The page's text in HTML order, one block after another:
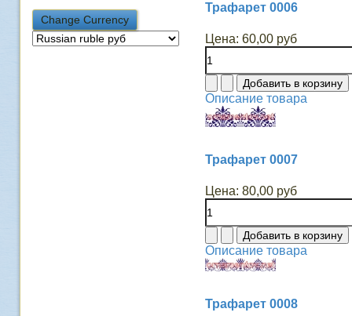
Трафарет 0006
Цена: 60,00 руб
Описание товара
Трафарет 0007
Цена: 80,00 руб
Описание товара
Трафарет 0008